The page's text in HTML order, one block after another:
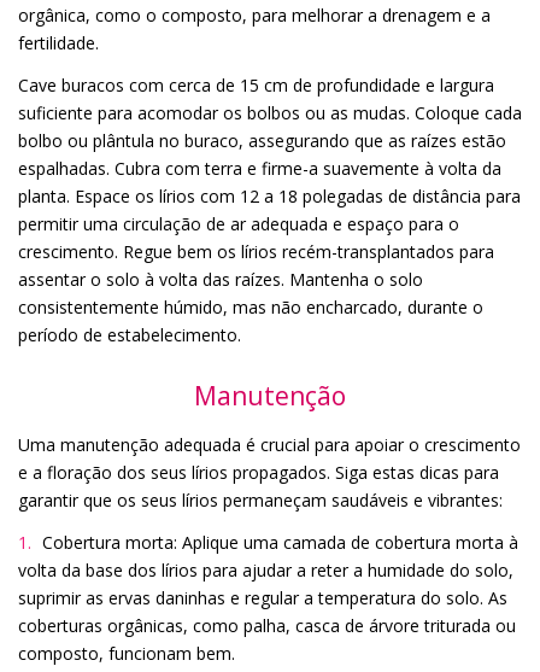
orgânica, como o composto, para melhorar a drenagem e a
fertilidade.
Cave buracos com cerca de 15 cm de profundidade e largura
suficiente para acomodar os bolbos ou as mudas. Coloque cada
bolbo ou plântula no buraco, assegurando que as raízes estão
espalhadas. Cubra com terra e firme-a suavemente à volta da
planta. Espace os lírios com 12 a 18 polegadas de distância para
permitir uma circulação de ar adequada e espaço para o
crescimento. Regue bem os lírios recém-transplantados para
assentar o solo à volta das raízes. Mantenha o solo
consistentemente húmido, mas não encharcado, durante o
período de estabelecimento.
Manutenção
Uma manutenção adequada é crucial para apoiar o crescimento
e a floração dos seus lírios propagados. Siga estas dicas para
garantir que os seus lírios permaneçam saudáveis e vibrantes:
Cobertura morta: Aplique uma camada de cobertura morta à
volta da base dos lírios para ajudar a reter a humidade do solo,
suprimir as ervas daninhas e regular a temperatura do solo. As
coberturas orgânicas, como palha, casca de árvore triturada ou
composto, funcionam bem.